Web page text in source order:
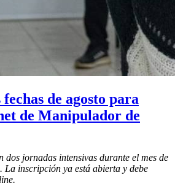
de agosto para
de Manipulador de
dos jornadas intensivas durante el mes de
La inscripción ya está abierta y debe